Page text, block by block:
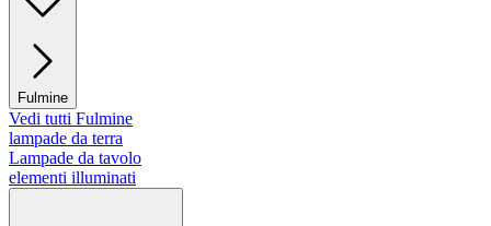
Fulmine
Vedi tutti Fulmine
lampade da terra
Lampade da tavolo
elementi illuminati